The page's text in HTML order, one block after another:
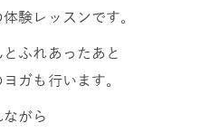
験レッスンです。
ふれあったあと
ガも行います。
がら